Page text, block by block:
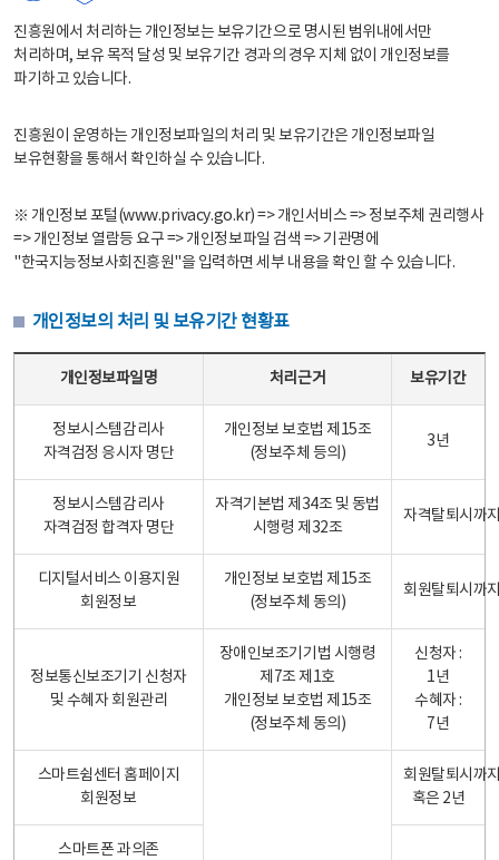
진흥원에서 처리하는 개인정보는 보유기간으로 명시된 범위내에서만
처리하며, 보유 목적 달성 및 보유기간 경과의 경우 지체 없이 개인정보를
파기하고 있습니다.
진흥원이 운영하는 개인정보파일의 처리 및 보유기간은 개인정보파일
보유현황을 통해서 확인하실 수 있습니다.
※ 개인정보 포털(www.privacy.go.kr) => 개인서비스 => 정보주체 권리행사
=> 개인정보 열람등 요구 => 개인정보파일 검색 => 기관명에
"한국지능정보사회진흥원"을 입력하면 세부 내용을 확인 할 수 있습니다.
개인정보의 처리 및 보유기간 현황표
개인정보파일명 처리근거 보유기간
정보시스템감리사
자격검정 응시자 명단
개인정보 보호법 제15조
(정보주체 등의)
3년
정보시스템감리사
자격검정 합격자 명단
자격기본법 제34조 및 동법
시행령 제32조
자격탈퇴시까
디지털서비스 이용지원
회원정보
개인정보 보호법 제15조
(정보주체 동의)
회원탈퇴시까
정보통신보조기기 신청자
및 수혜자 회원관리
장애인보조기기법 시행령
제7조 제1호
개인정보 보호법 제15조
(정보주체 동의)
신청자 :
1년
수혜자 :
7년
스마트쉼센터 홈페이지
회원정보
회원탈퇴시까
혹은 2년
스마트폰 과의존